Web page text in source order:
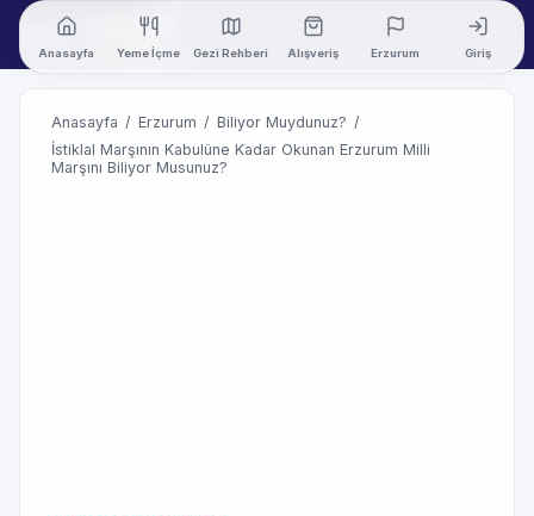
Anasayfa Yeme İçme Gezi Rehberi Alışveriş Erzurum Giriş
Anasayfa / Erzurum / Biliyor Muydunuz? /
İstiklal Marşının Kabulüne Kadar Okunan Erzurum Milli
Marşını Biliyor Musunuz?